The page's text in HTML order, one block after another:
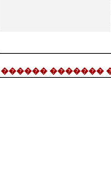
������ �������